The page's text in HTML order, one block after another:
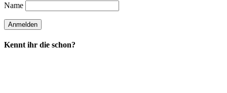
Name
Kennt ihr die schon?